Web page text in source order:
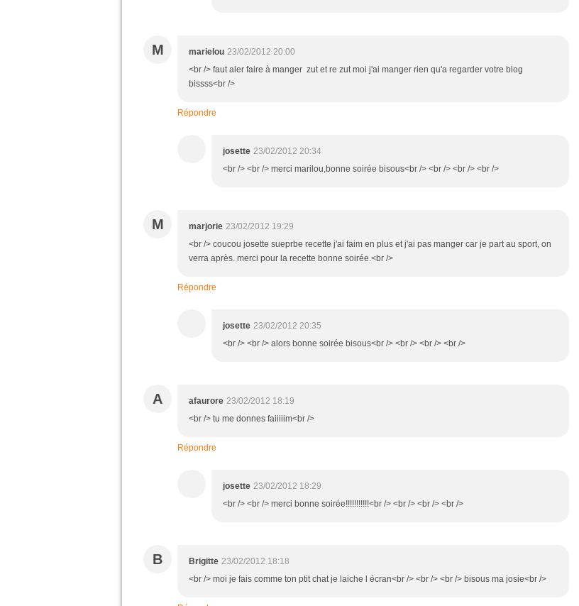
M marielou 23/02/2012 20:00
<br /> faut aler faire à manger zut et re zut moi j'ai manger rien qu'a regarder votre blog
bissss<br />
Répondre
josette 23/02/2012 20:34
<br /> <br /> merci marilou,bonne soirée bisous<br /> <br /> <br /> <br />
M marjorie 23/02/2012 19:29
<br /> coucou josette sueprbe recette j'ai faim en plus et j'ai pas manger car je part au sport, on
verra après. merci pour la recette bonne soirée.<br />
Répondre
josette 23/02/2012 20:35
<br /> <br /> alors bonne soirée bisous<br /> <br /> <br /> <br />
A afaurore 23/02/2012 18:19
<br /> tu me donnes faiiiiim<br />
Répondre
josette 23/02/2012 18:29
<br /> <br /> merci bonne soirée!!!!!!!!!!!<br /> <br /> <br /> <br />
B Brigitte 23/02/2012 18:18
<br /> moi je fais comme ton ptit chat je laiche l écran<br /> <br /> <br /> bisous ma josie<br />